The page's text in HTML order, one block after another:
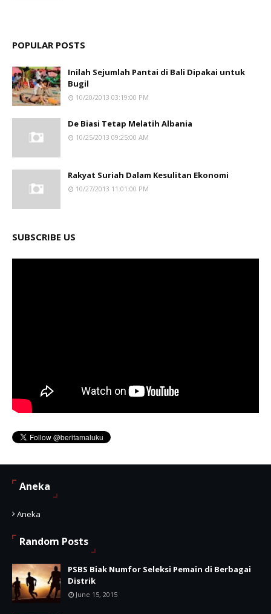
POPULAR POSTS
Inilah Sejumlah Pantai di Bali Dipakai untuk
Bugil
10/20/2013 03:19:00 PM
De Biasi Tetap Melatih Albania
10/25/2013 09:25:00 AM
Rakyat Suriah Dalam Kesulitan Ekonomi
10/27/2013 11:01:00 PM
SUBSCRIBE US
Aneka
Aneka
Random Posts
PSBS Biak Numfor Seleksi Pemain di Berbagai
Distrik
June 15, 2015